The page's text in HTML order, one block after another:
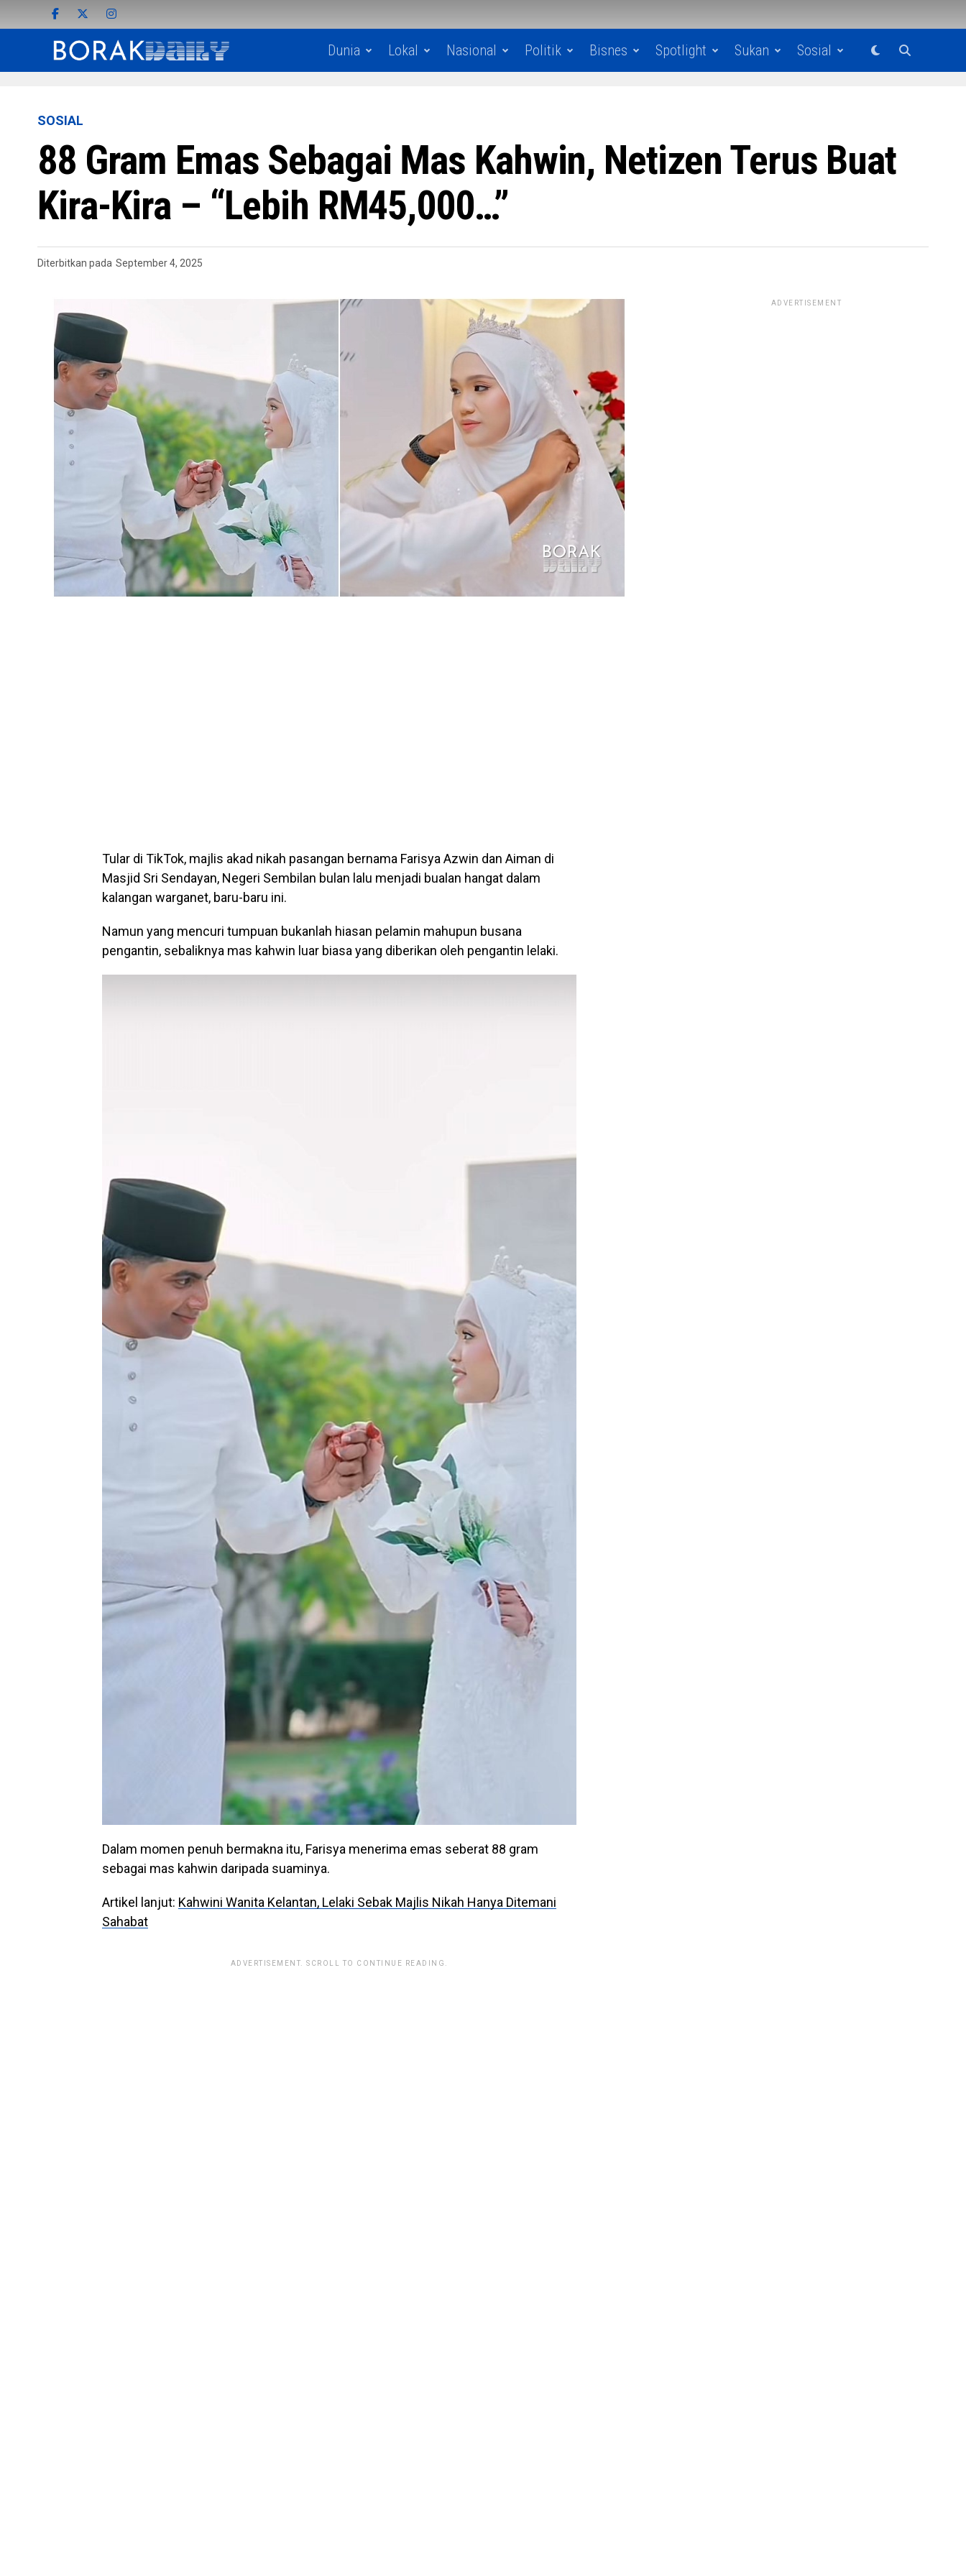
Dunia Lokal Nasional Politik Bisnes Spotlight Sukan Sosial
SOSIAL
88 Gram Emas Sebagai Mas Kahwin, Netizen Terus Buat
Kira-Kira – “Lebih RM45,000…”
Diterbitkan pada September 4, 2025
Tular di TikTok, majlis akad nikah pasangan bernama Farisya Azwin dan Aiman di
Masjid Sri Sendayan, Negeri Sembilan bulan lalu menjadi bualan hangat dalam
kalangan warganet, baru-baru ini.
Namun yang mencuri tumpuan bukanlah hiasan pelamin mahupun busana
pengantin, sebaliknya mas kahwin luar biasa yang diberikan oleh pengantin lelaki.
Dalam momen penuh bermakna itu, Farisya menerima emas seberat 88 gram
sebagai mas kahwin daripada suaminya.
Artikel lanjut: Kahwini Wanita Kelantan, Lelaki Sebak Majlis Nikah Hanya Ditemani
Sahabat
ADVERTISEMENT. SCROLL TO CONTINUE READING.
ADVERTISEMENT